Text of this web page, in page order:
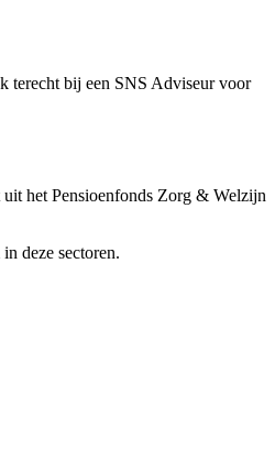
terecht bij een SNS Adviseur voor
het Pensioenfonds Zorg & Welzijn
deze sectoren.